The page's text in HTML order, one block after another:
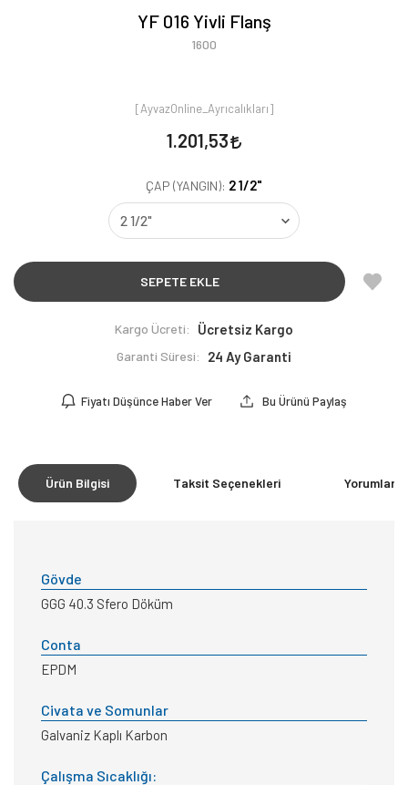
YF 016 Yivli Flanş
1600
[AyvazOnline_Ayrıcalıkları]
1.201,53
ÇAP (YANGIN): 2 1/2"
SEPETE EKLE
Kargo Ücreti: Ücretsiz Kargo
Garanti Süresi: 24 Ay Garanti
Fiyatı Düşünce Haber Ver Bu Ürünü Paylaş
Ürün Bilgisi Taksit Seçenekleri Yorumlar
Gövde
GGG 40.3 Sfero Döküm
Conta
EPDM
Civata ve Somunlar
Galvaniz Kaplı Karbon
Çalışma Sıcaklığı: